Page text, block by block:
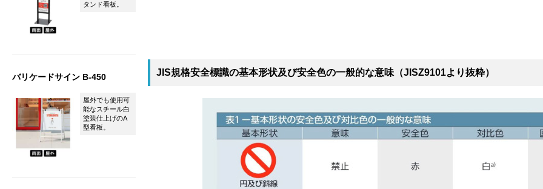
JIS規格安全標識の基本形状及び安全色の一般的な意味（JISZ9101より抜粋）
タンド看板。
バリケードサイン B-450
屋外でも使用可
能なスチール白
塗装仕上げのA
型看板。